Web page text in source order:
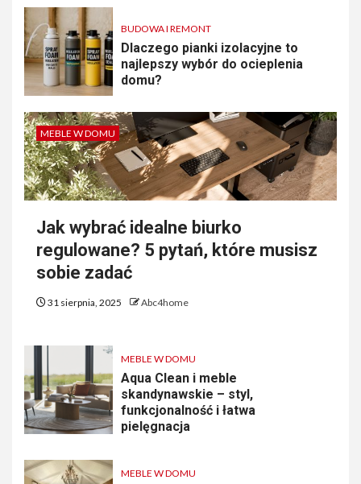
BUDOWA I REMONT
Dlaczego pianki izolacyjne to
najlepszy wybór do ocieplenia
domu?
MEBLE W DOMU
Jak wybrać idealne biurko
regulowane? 5 pytań, które musisz
sobie zadać
31 sierpnia, 2025 Abc4home
MEBLE W DOMU
Aqua Clean i meble
skandynawskie – styl,
funkcjonalność i łatwa
pielęgnacja
MEBLE W DOMU